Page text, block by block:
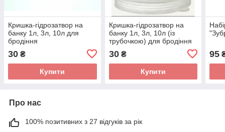
Кришка-гідрозатвор на
банку 1л, 3л, 10л для
бродіння
30 ₴
Купити
Кришка-гідрозатвор на
банку 1л, 3л, 10л (із
трубочкою) для бродіння
30₴
Купити
95
Про нас
100% позитивних з 27 відгуків за рік